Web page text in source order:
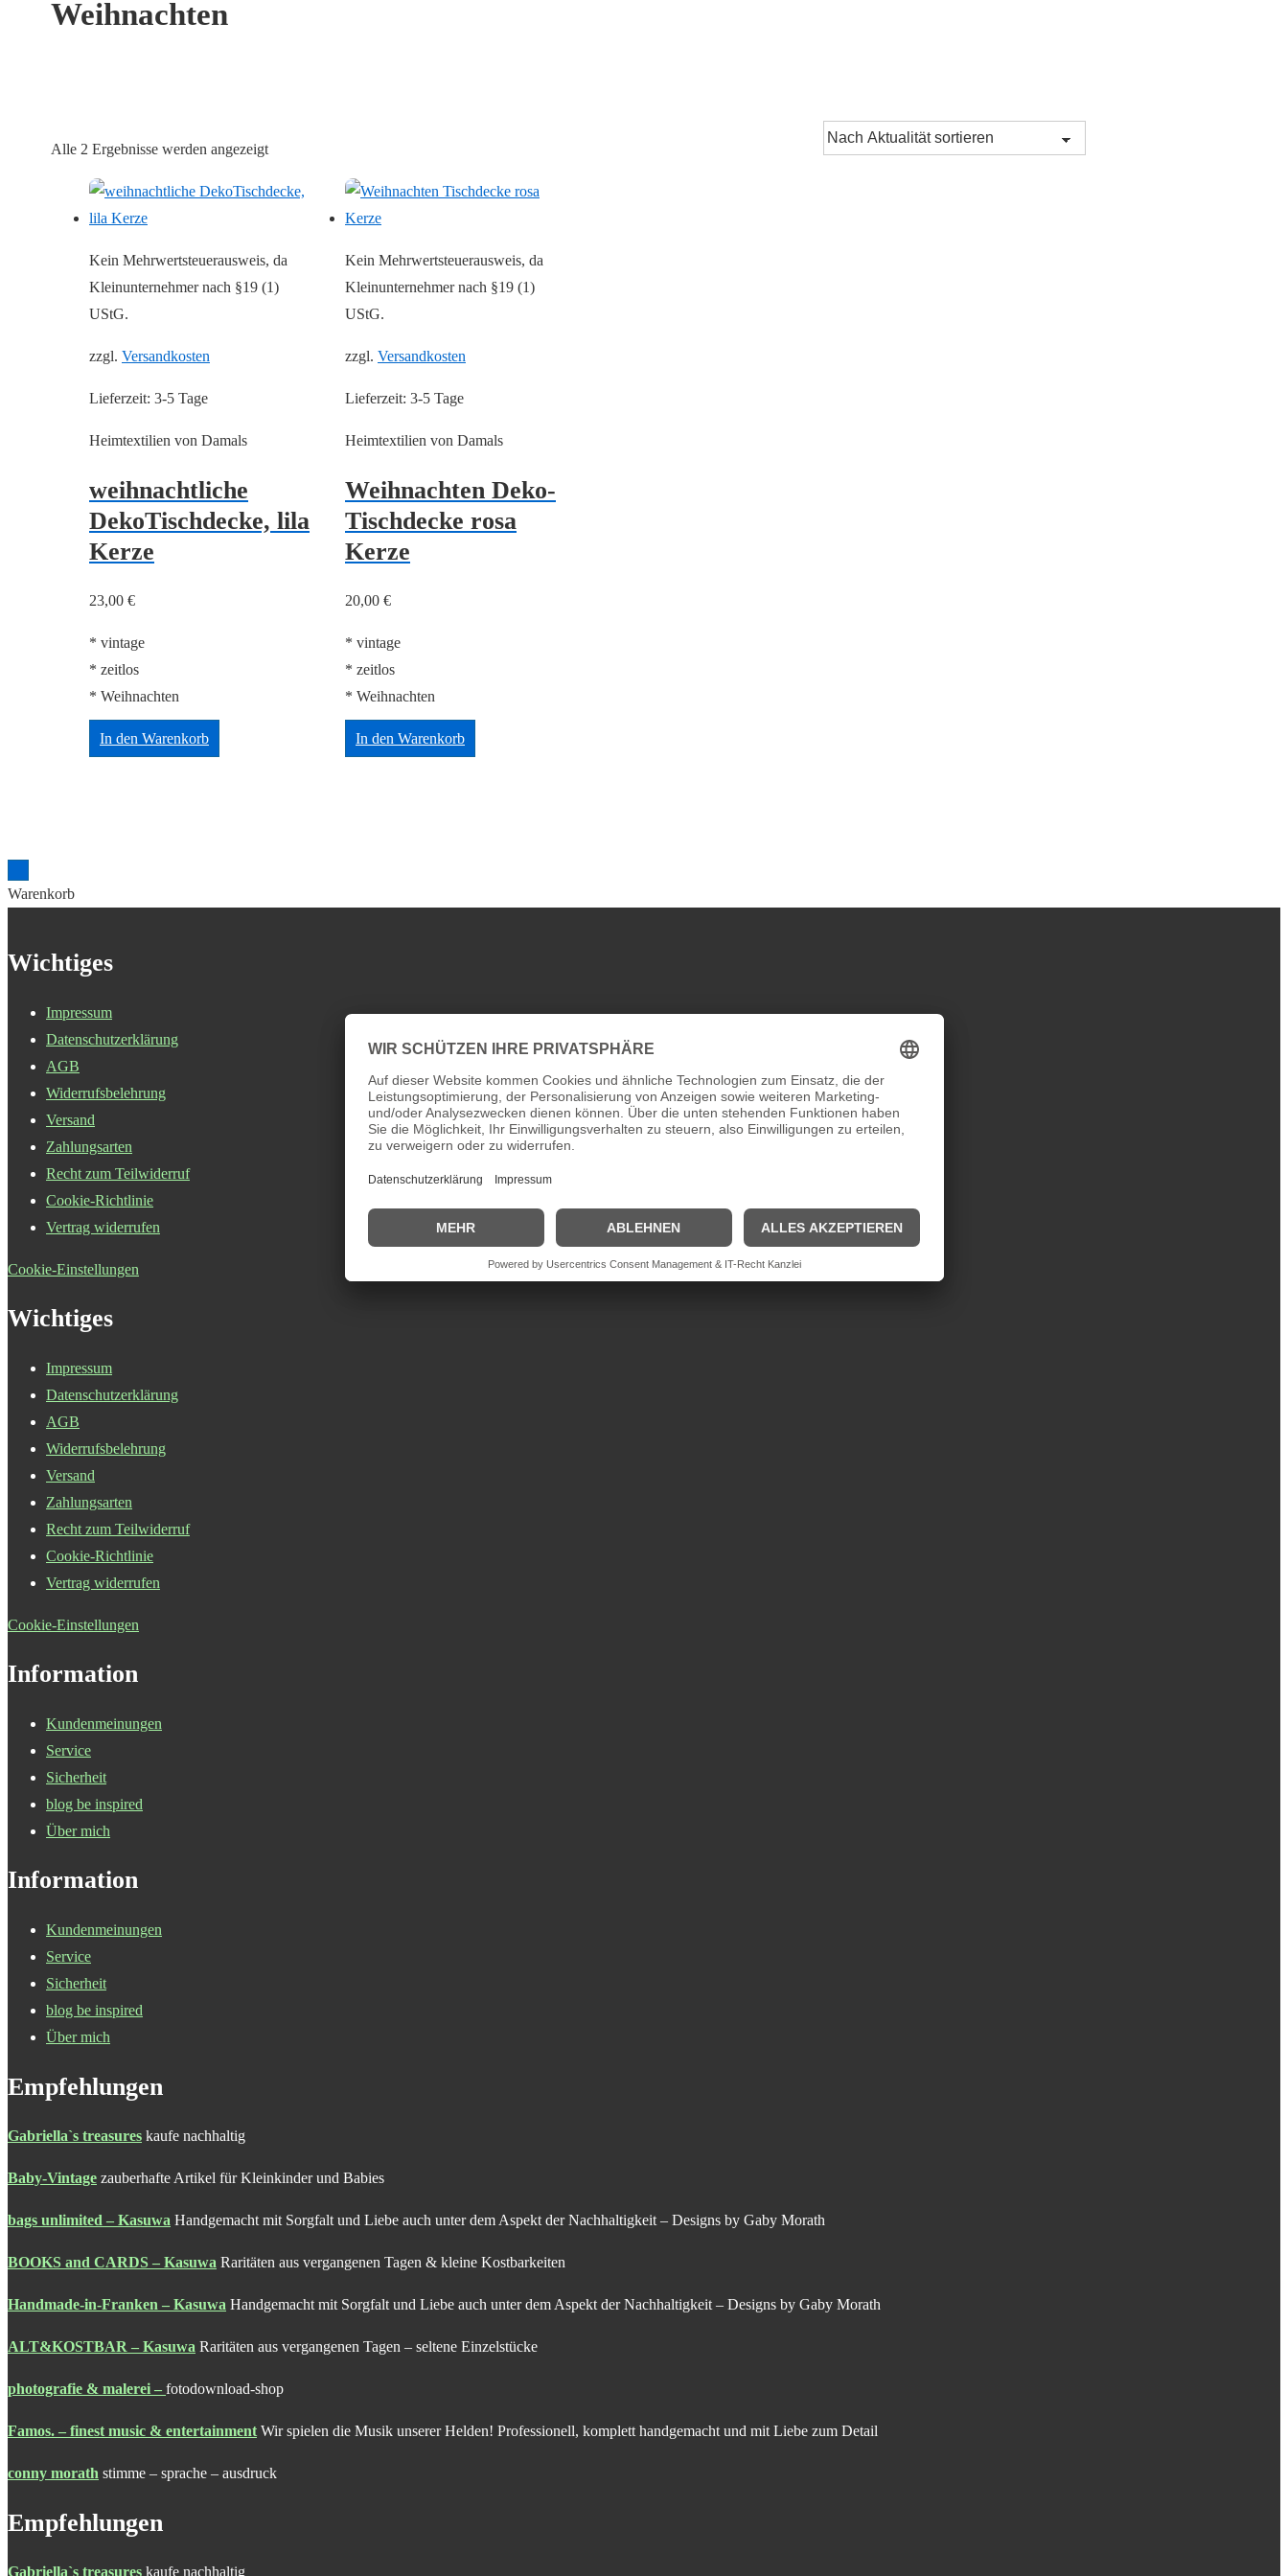
Weihnachten
Alle 2 Ergebnisse werden angezeigtNach
sortiert
Kein Mehrwertsteuerausweis, da
Kleinunternehmer nach §19 (1)
UStG.
zzgl. Versandkosten
Lieferzeit: 3-5 Tage
Heimtextilien von Damals
weihnachtliche
DekoTischdecke, lila
Kerze
23,00 €
* vintage
* zeitlos
* Weihnachten
In den Warenkorb
Kein Mehrwertsteuerausweis, da
Kleinunternehmer nach §19 (1)
UStG.
zzgl. Versandkosten
Lieferzeit: 3-5 Tage
Heimtextilien von Damals
Weihnachten Deko-
Tischdecke rosa
Kerze
20,00 €
* vintage
* zeitlos
* Weihnachten
In den Warenkorb
Warenkorb
Wichtiges
Impressum
Datenschutzerklärung
AGB
Widerrufsbelehrung
Versand
Zahlungsarten
Recht zum Teilwiderruf
Cookie-Richtlinie
Vertrag widerrufen
Cookie-Einstellungen
Wichtiges
Impressum
Datenschutzerklärung
AGB
Widerrufsbelehrung
Versand
Zahlungsarten
Recht zum Teilwiderruf
Cookie-Richtlinie
Vertrag widerrufen
Cookie-Einstellungen
Information
Kundenmeinungen
Service
Sicherheit
blog be inspired
Über mich
Information
Kundenmeinungen
Service
Sicherheit
blog be inspired
Über mich
Empfehlungen
Gabriella`s treasures kaufe nachhaltig
Baby-Vintage zauberhafte Artikel für Kleinkinder und Babies
bags unlimited – Kasuwa Handgemacht mit Sorgfalt und Liebe auch unter dem Aspekt der Nachhaltigkeit – Designs by Gaby Morath
BOOKS and CARDS – Kasuwa Raritäten aus vergangenen Tagen & kleine Kostbarkeiten
Handmade-in-Franken – Kasuwa Handgemacht mit Sorgfalt und Liebe auch unter dem Aspekt der Nachhaltigkeit – Designs by Gaby Morath
ALT&KOSTBAR – Kasuwa Raritäten aus vergangenen Tagen – seltene Einzelstücke
photografie & malerei – fotodownload-shop
Famos. – finest music & entertainment Wir spielen die Musik unserer Helden! Professionell, komplett handgemacht und mit Liebe zum Detail
conny morath stimme – sprache – ausdruck
Empfehlungen
Gabriella`s treasures kaufe nachhaltig